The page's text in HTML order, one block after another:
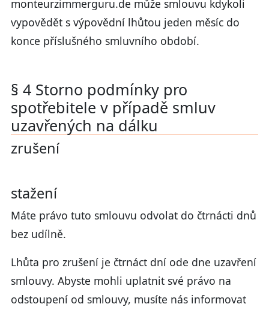
monteurzimmerguru.de může smlouvu kdykoli
vypovědět s výpovědní lhůtou jeden měsíc do
konce příslušného smluvního období.
§ 4 Storno podmínky pro
spotřebitele v případě smluv
uzavřených na dálku
zrušení
stažení
Máte právo tuto smlouvu odvolat do čtrnácti dnů
bez udílně.
Lhůta pro zrušení je čtrnáct dní ode dne uzavření
smlouvy. Abyste mohli uplatnit své právo na
odstoupení od smlouvy, musíte nás informovat